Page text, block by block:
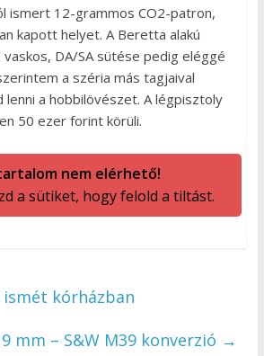
ismert 12-grammos CO2-patron,
kapott helyet. A Beretta alakú
DA/SA sütése pedig eléggé
a széria más tagjaival
a hobbilövészet. A légpisztoly
50 ezer forint körüli.
nem elérhető!
a sütiket, hogy felold a tiltást.
ismét kórházban
9 mm – S&W M39 konverzió →